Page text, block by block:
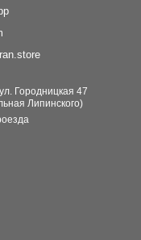
Городницкая 47
Липинского)